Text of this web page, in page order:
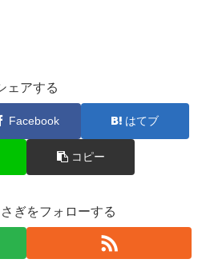
ェアする
Facebook はてブ
コピー
ぎをフォローする